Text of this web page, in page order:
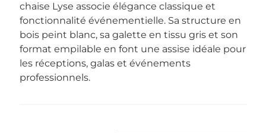
chaise Lyse associe élégance classique et
fonctionnalité événementielle. Sa structure en
bois peint blanc, sa galette en tissu gris et son
format empilable en font une assise idéale pour
les réceptions, galas et événements
professionnels.